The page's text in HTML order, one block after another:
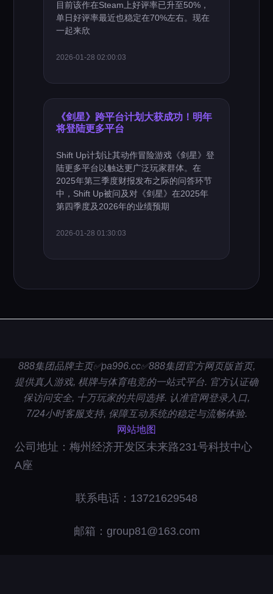
目前该作在Steam上好评率已升至50%，
单日好评率最近也稳定在70%左右。现在
一起来欣
2026-01-28 02:00:03
《剑星》跨平台计划大获成功！明年
将登陆更多平台
Shift Up计划让其动作冒险游戏《剑星》登
陆更多平台以触达更广泛玩家群体。在
2025年第三季度财报发布之际的问答环节
中，Shift Up被问及对《剑星》在2025年
第四季度及2026年的业绩预期
2026-01-28 01:30:03
888集团品牌主页✅pa996.cc✅888集团官方网页版首页,
提供真人游戏, 棋牌与体育电竞的一站式平台. 官方认证确
保访问安全, 十万玩家的共同选择. 认准官网登录入口,
7/24小时客服支持, 保障互动系统的稳定与流畅体验.
网站地图
公司地址：梅州经济开发区未来路231号科技中心
A座
联系电话：13721629548
邮箱：group81@163.com